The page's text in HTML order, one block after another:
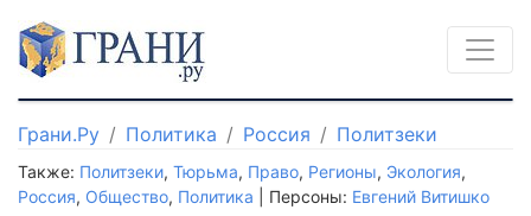
Грани.Ру Политика Россия Политзеки
Также: Политзеки, Тюрьма, Право, Регионы, Экология,
Россия, Общество, Политика | Персоны: Евгений Витишко